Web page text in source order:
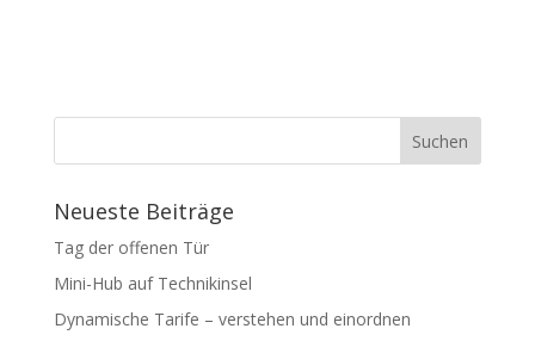
Neueste Beiträge
Tag der offenen Tür
Mini-Hub auf Technikinsel
Dynamische Tarife – verstehen und einordnen